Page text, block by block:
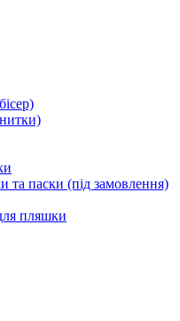
та паски (під замовлення)
пляшки